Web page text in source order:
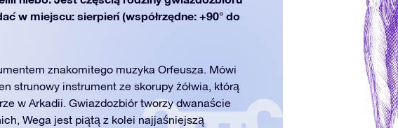
w miejscu: sierpień (współrzędne: +90° do
znakomitego muzyka Orfeusza. Mówi
strunowy instrument ze skorupy żółwia, którą
w Arkadii. Gwiazdozbiór tworzy dwanaście
Wega jest piątą z kolei najjaśniejszą